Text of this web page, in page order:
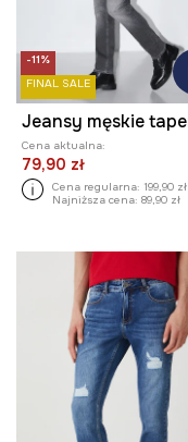
-11%
FINAL SALE
Cena aktualna:
79,90 zł
Cena regularna: 199,90 zł
Najniższa cena: 89,90 zł